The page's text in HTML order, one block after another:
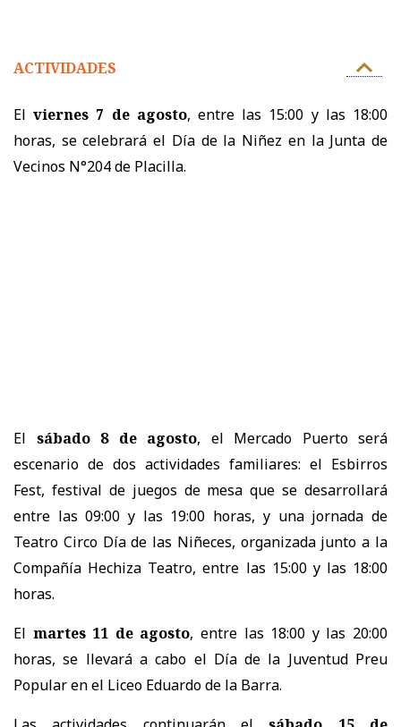
ACTIVIDADES
El viernes 7 de agosto, entre las 15:00 y las 18:00
horas, se celebrará el Día de la Niñez en la Junta de
Vecinos N°204 de Placilla.
El sábado 8 de agosto, el Mercado Puerto será
escenario de dos actividades familiares: el Esbirros
Fest, festival de juegos de mesa que se desarrollará
entre las 09:00 y las 19:00 horas, y una jornada de
Teatro Circo Día de las Niñeces, organizada junto a la
Compañía Hechiza Teatro, entre las 15:00 y las 18:00
horas.
El martes 11 de agosto, entre las 18:00 y las 20:00
horas, se llevará a cabo el Día de la Juventud Preu
Popular en el Liceo Eduardo de la Barra.